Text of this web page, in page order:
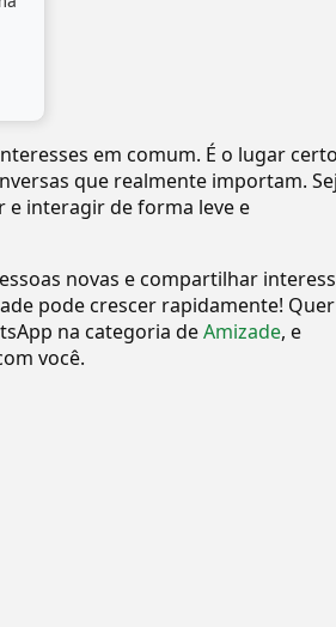
em comum. É o lugar
que realmente importam.
e interagir de forma leve e
novas e compartilhar
pode crescer rapidamente! Quer
na categoria deAmizade, e
você.